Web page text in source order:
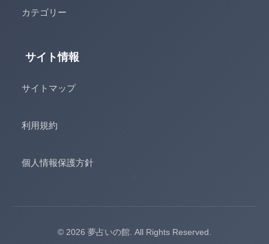
カテゴリー
サイト情報
サイトマップ
利用規約
個人情報保護方針
© 2026 夢占いの館. All Rights Reserved.